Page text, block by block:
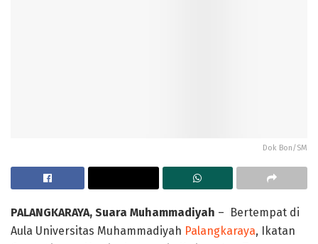
Dok Bon/SM
PALANGKARAYA, Suara Muhammadiyah – Bertempat di
Aula Universitas Muhammadiyah Palangkaraya, Ikatan